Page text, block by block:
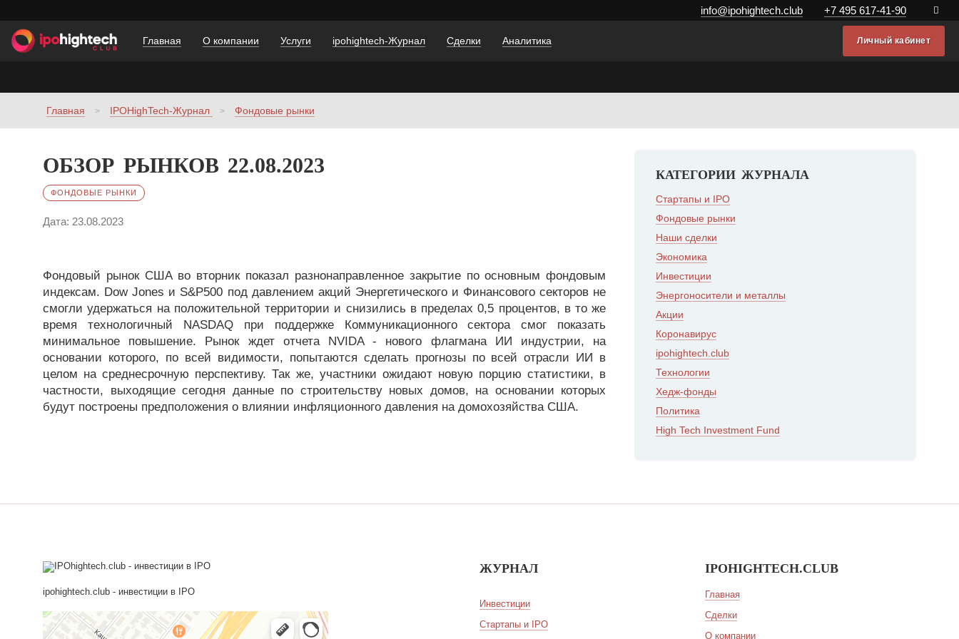
info@ipohightech.club +7 495 617-41-90
Главная О компании Услуги ipohightech-Журнал Сделки Аналитика Личный кабинет
Главная IPOHighTech-Журнал Фондовые рынки
ОБЗОР РЫНКОВ 22.08.2023
ФОНДОВЫЕ РЫНКИ
Дата: 23.08.2023
Фондовый рынок США во вторник показал разнонаправленное закрытие по основным фондовым
индексам. Dow Jones и S&P500 под давлением акций Энергетического и Финансового секторов не
смогли удержаться на положительной территории и снизились в пределах 0,5 процентов, в то же
время технологичный NASDAQ при поддержке Коммуникационного сектора смог показать
минимальное повышение. Рынок ждет отчета NVIDA - нового флагмана ИИ индустрии, на
основании которого, по всей видимости, попытаются сделать прогнозы по всей отрасли ИИ в
целом на среднесрочную перспективу. Так же, участники ожидают новую порцию статистики, в
частности, выходящие сегодня данные по строительству новых домов, на основании которых
будут построены предположения о влиянии инфляционного давления на домохозяйства США.
КАТЕГОРИИ ЖУРНАЛА
Стартапы и IPO
Фондовые рынки
Наши сделки
Экономика
Инвестиции
Энергоносители и металлы
Акции
Коронавирус
ipohightech.club
Технологии
Хедж-фонды
Политика
High Tech Investment Fund
ipohightech.club - инвестиции в IPO
IPOHIGHTECH.CLUB
Главная
Сделки
О компании
ЖУРНАЛ
Инвестиции
Стартапы и IPO